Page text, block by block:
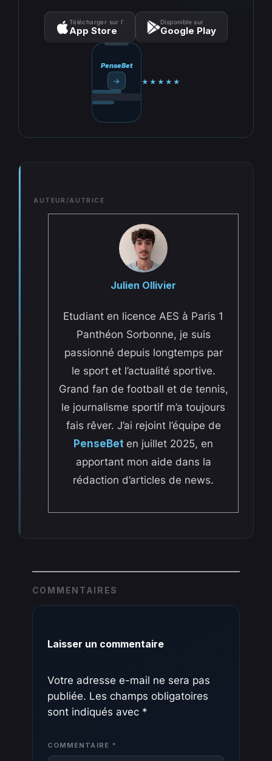
Télécharger sur l’
App Store
Disponible sur
Google Play
PenseBet
→ ★★★★★
AUTEUR/AUTRICE
Julien Ollivier
Etudiant en licence AES à Paris 1
Panthéon Sorbonne, je suis
passionné depuis longtemps par
le sport et l’actualité sportive.
Grand fan de football et de tennis,
le journalisme sportif m’a toujours
fais rêver. J’ai rejoint l’équipe de
PenseBet en juillet 2025, en
apportant mon aide dans la
rédaction d’articles de news.
COMMENTAIRES
Laisser un commentaire
Votre adresse e-mail ne sera pas
publiée. Les champs obligatoires
sont indiqués avec *
COMMENTAIRE *